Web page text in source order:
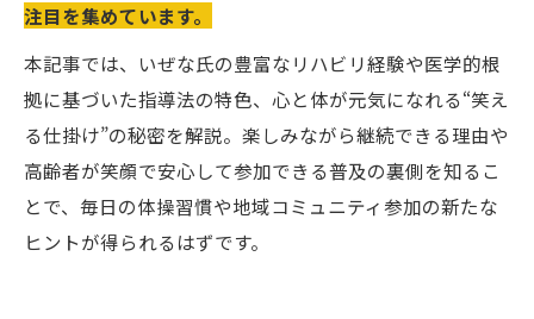
注目を集めています。
本記事では、いぜな氏の豊富なリハビリ経験や医学的根
拠に基づいた指導法の特色、心と体が元気になれる“笑え
る仕掛け”の秘密を解説。楽しみながら継続できる理由や
高齢者が笑顔で安心して参加できる普及の裏側を知るこ
とで、毎日の体操習慣や地域コミュニティ参加の新たな
ヒントが得られるはずです。